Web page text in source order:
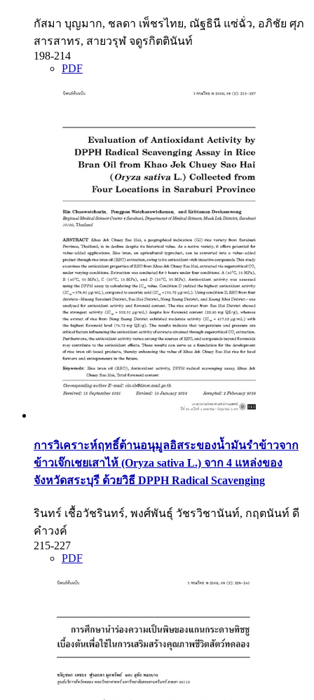
กัสมา บุญมาก, ชลดา เพ็ชรไทย, ณัฐธินี แซ่ฉั่ว, อภิชัย ศุภ
สารสาทร, สายวรุฬ จดูรกิตตินันท์
198-214
PDF
การวิเคราะห์ฤทธิ์ต้านอนุมูลอิสระของน้ำมันรําข้าวจาก
ข้าวเจ๊กเชยเสาไห้ (Oryza sativa L.) จาก 4 แหล่งของ
จังหวัดสระบุรี ด้วยวิธี DPPH Radical Scavenging
รินทร์ เชื้อวัชรินทร์, พงศ์พันธุ์ วัชรวิชานันท์, กฤตนันท์ ดี
คำวงค์
215-227
PDF